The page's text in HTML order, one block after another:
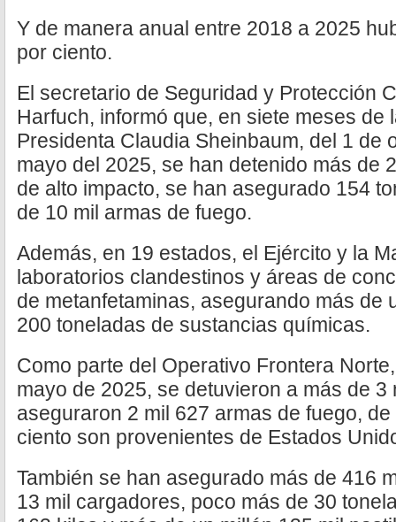
Y de manera anual entre 2018 a 2025
por ciento.
El secretario de Seguridad y Protección
Harfuch, informó que, en siete meses de
Presidenta Claudia Sheinbaum, del 1 de
mayo del 2025, se han detenido más de
de alto impacto, se han asegurado 154
de 10 mil armas de fuego.
Además, en 19 estados, el Ejército y la
laboratorios clandestinos y áreas de
de metanfetaminas, asegurando más de
200 toneladas de sustancias químicas.
Como parte del Operativo Frontera
mayo de 2025, se detuvieron a más de 3
aseguraron 2 mil 627 armas de fuego,
ciento son provenientes de Estados
También se han asegurado más de 416
13 mil cargadores, poco más de 30